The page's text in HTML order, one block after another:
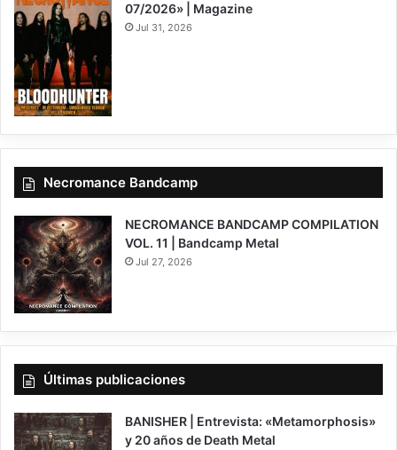
07/2026» | Magazine
Jul 31, 2026
Necromance Bandcamp
NECROMANCE BANDCAMP COMPILATION
VOL. 11 | Bandcamp Metal
Jul 27, 2026
Últimas publicaciones
BANISHER | Entrevista: «Metamorphosis»
y 20 años de Death Metal